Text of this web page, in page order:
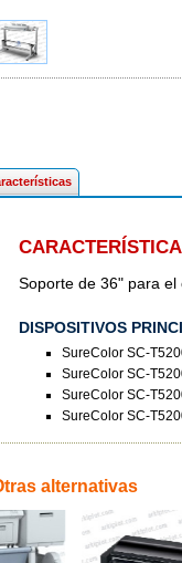
Soporte de 36" para el
DISPOSITIVOS
SureColor SC-
SureColor SC-
SureColor SC-
SureColor SC-
alternativas